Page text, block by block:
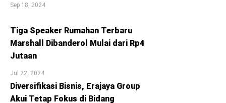
Sep 18, 2024
Tiga Speaker Rumahan Terbaru
Marshall Dibanderol Mulai dari Rp4
Jutaan
Jul 22, 2024
Diversifikasi Bisnis, Erajaya Group
Akui Tetap Fokus di Bidang